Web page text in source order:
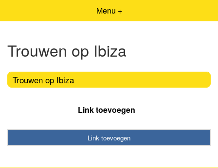
Menu +
Trouwen op Ibiza
Trouwen op Ibiza
Link toevoegen
Link toevoegen